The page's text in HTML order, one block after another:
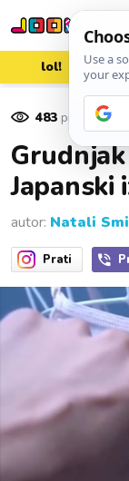
lol!
483 pregleda
Japanski
autor: Natali
Prati